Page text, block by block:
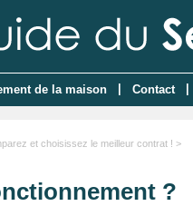
de la maison Contact
et choisissez le meilleur contrat ! >
?